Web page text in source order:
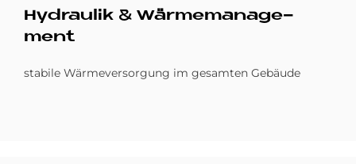
Hy­drau­lik & Wär­me­ma­nage­
ment
stabile Wärmeversorgung im gesamten Gebäude